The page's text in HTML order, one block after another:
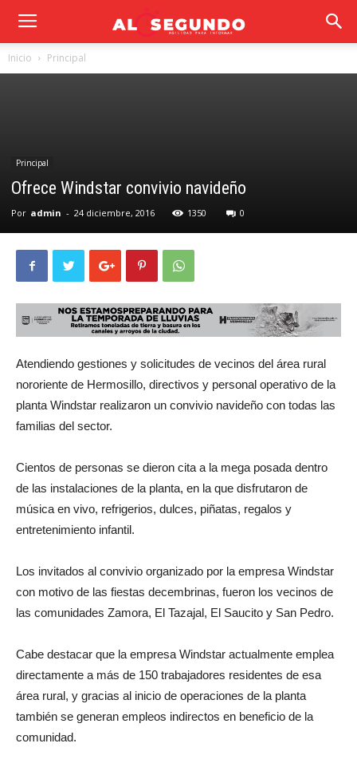
Inicio Principal
Principal
Ofrece Windstar convivio navideño
Por admin - 24 diciembre, 2016 1350 0
Atendiendo gestiones y solicitudes de vecinos del área rural
nororiente de Hermosillo, directivos y personal operativo de la
planta Windstar realizaron un convivio navideño con todas las
familias del sector.
Cientos de personas se dieron cita a la mega posada dentro
de las instalaciones de la planta, en la que disfrutaron de
música en vivo, refrigerios, dulces, piñatas, regalos y
entretenimiento infantil.
Los invitados al convivio organizado por la empresa Windstar
con motivo de las fiestas decembrinas, fueron los vecinos de
las comunidades Zamora, El Tazajal, El Saucito y San Pedro.
Cabe destacar que la empresa Windstar actualmente emplea
directamente a más de 150 trabajadores residentes de esa
área rural, y gracias al inicio de operaciones de la planta
también se generan empleos indirectos en beneficio de la
comunidad.